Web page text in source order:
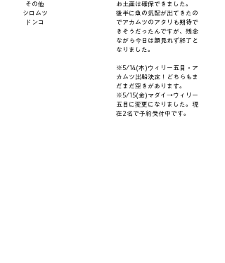
その他
シロムツ
ドンコ
お土産は確保できました。
後半に魚の気配が出てきたの
でアカムツのアタリも期待で
きそうだったんですが、残念
ながら今日は顔見れず終了と
なりました。
※5/14(木)ウィリー五目・ア
カムツ出船決定！どちらもま
だまだ空きがあります。
※5/15(金)マダイ→ウィリー
五目に変更になりました。現
在2名で予約受付中です。